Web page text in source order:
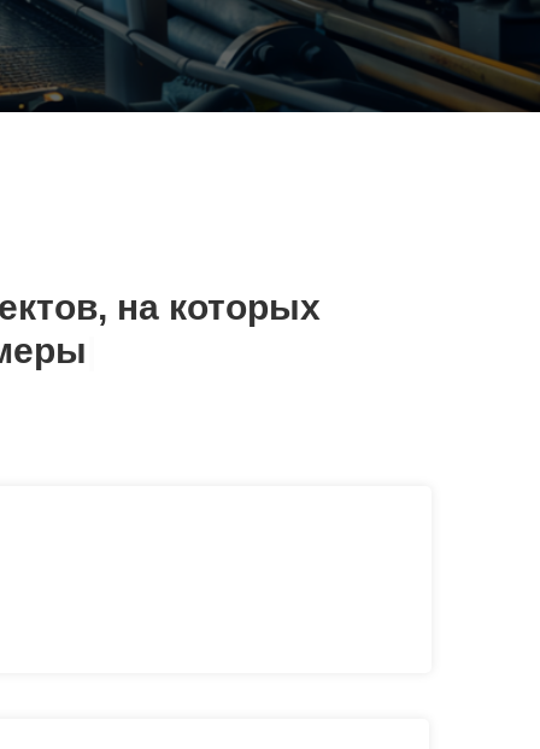
на которых